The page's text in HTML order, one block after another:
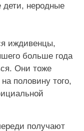
неродные
иждивенцы,
больше года
Они тоже
половину того,
получают